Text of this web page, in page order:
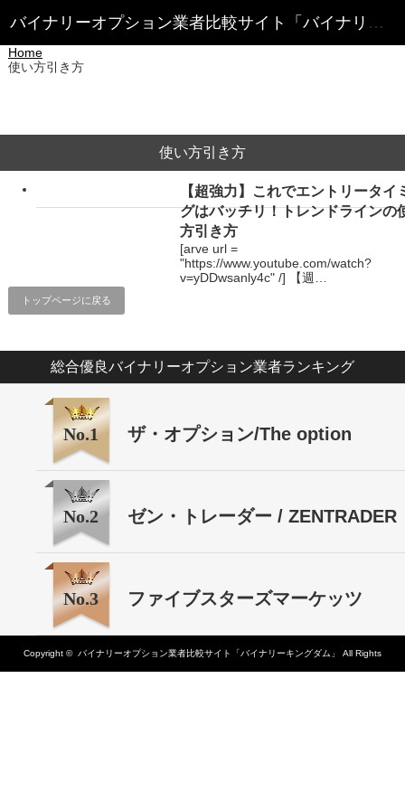
Home
使い方引き方
使い方引き方
【超強力】これでエントリータイ
グはバッチリ！トレンドラインの
方引き方
[arve url =
"https://www.youtube.com/watch?
v=yDDwsanly4c" /] 【週…
トップページに戻る
総合優良バイナリーオプション業者ランキング
No.1 ザ・オプション/The option
No.2 ゼン・トレーダー / ZENTRADER
No.3 ファイブスターズマーケッツ
Copyright © バイナリーオプション業者比較サイト「バイナリーキングダム」 All Rights